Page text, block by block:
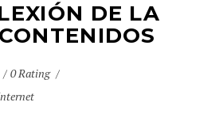
DE LA
0 Rating